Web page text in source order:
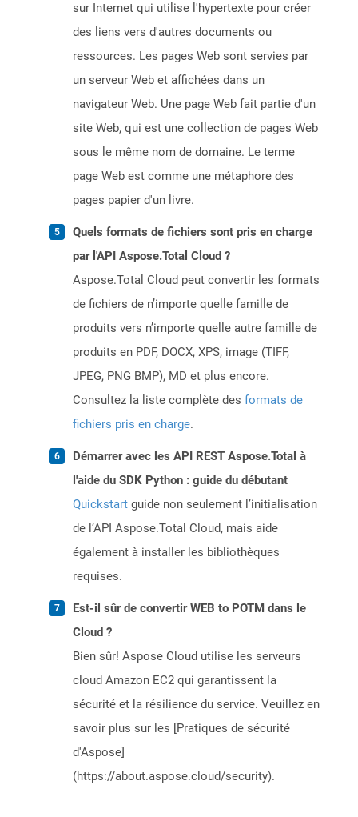
sur Internet qui utilise l'hypertexte pour créer
des liens vers d'autres documents ou
ressources. Les pages Web sont servies par
un serveur Web et affichées dans un
navigateur Web. Une page Web fait partie d'un
site Web, qui est une collection de pages Web
sous le même nom de domaine. Le terme
page Web est comme une métaphore des
pages papier d'un livre.
Quels formats de fichiers sont pris en charge
par l'API Aspose.Total Cloud ?
Aspose.Total Cloud peut convertir les formats
de fichiers de n’importe quelle famille de
produits vers n’importe quelle autre famille de
produits en PDF, DOCX, XPS, image (TIFF,
JPEG, PNG BMP), MD et plus encore.
Consultez la liste complète des formats de
fichiers pris en charge.
Démarrer avec les API REST Aspose.Total à
l'aide du SDK Python : guide du débutant
Quickstart guide non seulement l’initialisation
de l’API Aspose.Total Cloud, mais aide
également à installer les bibliothèques
requises.
Est-il sûr de convertir WEB to POTM dans le
Cloud ?
Bien sûr! Aspose Cloud utilise les serveurs
cloud Amazon EC2 qui garantissent la
sécurité et la résilience du service. Veuillez en
savoir plus sur les [Pratiques de sécurité
d'Aspose]
(https://about.aspose.cloud/security).